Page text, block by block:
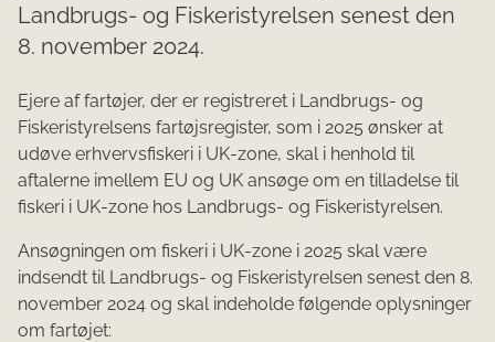
Landbrugs- og Fiskeristyrelsen senest den
8. november 2024.
Ejere af fartøjer, der er registreret i Landbrugs- og
Fiskeristyrelsens fartøjsregister, som i 2025 ønsker at
udøve erhvervsfiskeri i UK-zone, skal i henhold til
aftalerne imellem EU og UK ansøge om en tilladelse til
fiskeri i UK-zone hos Landbrugs- og Fiskeristyrelsen.
Ansøgningen om fiskeri i UK-zone i 2025 skal være
indsendt til Landbrugs- og Fiskeristyrelsen senest den 8.
november 2024 og skal indeholde følgende oplysninger
om fartøjet: